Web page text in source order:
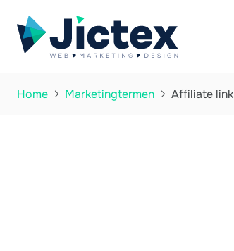
Home  Marketingtermen  Affiliate link